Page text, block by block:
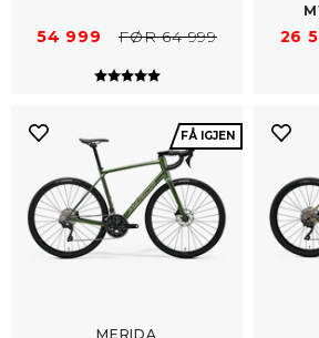
54 999 FØR 64 999
Karakter:
5.0 av 5 mulige
26
FÅ IGJEN
MERIDA